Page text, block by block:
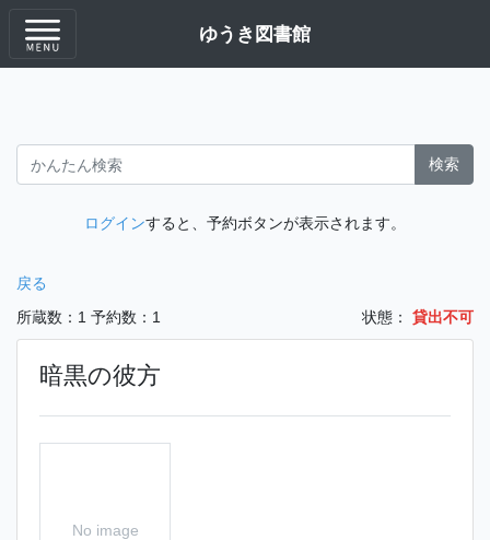
ゆうき図書館
検索
ログインすると、予約ボタンが表示されます。
戻る
所蔵数：1 予約数：1 状態： 貸出不可
暗黒の彼方
No image